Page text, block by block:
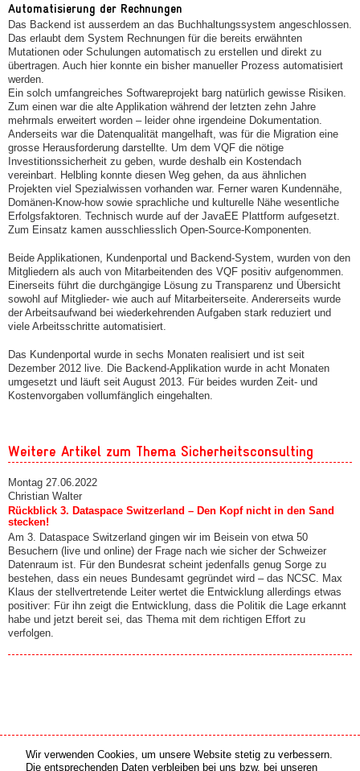
Automatisierung der Rechnungen
Das Backend ist ausserdem an das Buchhaltungssystem angeschlossen.
Das erlaubt dem System Rechnungen für die bereits erwähnten
Mutationen oder Schulungen automatisch zu erstellen und direkt zu
übertragen. Auch hier konnte ein bisher manueller Prozess automatisiert
werden.
Ein solch umfangreiches Softwareprojekt barg natürlich gewisse Risiken.
Zum einen war die alte Applikation während der letzten zehn Jahre
mehrmals erweitert worden – leider ohne irgendeine Dokumentation.
Anderseits war die Datenqualität mangelhaft, was für die Migration eine
grosse Herausforderung darstellte. Um dem VQF die nötige
Investitionssicherheit zu geben, wurde deshalb ein Kostendach
vereinbart. Helbling konnte diesen Weg gehen, da aus ähnlichen
Projekten viel Spezialwissen vorhanden war. Ferner waren Kundennähe,
Domänen-Know-how sowie sprachliche und kulturelle Nähe wesentliche
Erfolgsfaktoren. Technisch wurde auf der JavaEE Plattform aufgesetzt.
Zum Einsatz kamen ausschliesslich Open-Source-Komponenten.
Beide Applikationen, Kundenportal und Backend-System, wurden von den
Mitgliedern als auch von Mitarbeitenden des VQF positiv aufgenommen.
Einerseits führt die durchgängige Lösung zu Transparenz und Übersicht
sowohl auf Mitglieder- wie auch auf Mitarbeiterseite. Andererseits wurde
der Arbeitsaufwand bei wiederkehrenden Aufgaben stark reduziert und
viele Arbeitsschritte automatisiert.
Das Kundenportal wurde in sechs Monaten realisiert und ist seit
Dezember 2012 live. Die Backend-Applikation wurde in acht Monaten
umgesetzt und läuft seit August 2013. Für beides wurden Zeit- und
Kostenvorgaben vollumfänglich eingehalten.
Weitere Artikel zum Thema Sicherheitsconsulting
Montag 27.06.2022
Christian Walter
Rückblick 3. Dataspace Switzerland – Den Kopf nicht in den Sand
stecken!
Am 3. Dataspace Switzerland gingen wir im Beisein von etwa 50
Besuchern (live und online) der Frage nach wie sicher der Schweizer
Datenraum ist. Für den Bundesrat scheint jedenfalls genug Sorge zu
bestehen, dass ein neues Bundesamt gegründet wird – das NCSC. Max
Klaus der stellvertretende Leiter wertet die Entwicklung allerdings etwas
positiver: Für ihn zeigt die Entwicklung, dass die Politik die Lage erkannt
habe und jetzt bereit sei, das Thema mit dem richtigen Effort zu
verfolgen.
Medien Partner Online Partner
Wir verwenden Cookies, um unsere Website stetig zu verbessern.
Die entsprechenden Daten verbleiben bei uns bzw. bei unseren